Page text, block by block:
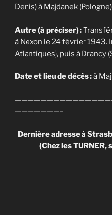
Denis) à Majdanek (Pologne)
Autre (à préciser) :
à Nexon le 24 février 1943.
Atlantiques), puis à Drancy
Date et lieu de décès :à
———————–
Dernière adresse à
(Chez les